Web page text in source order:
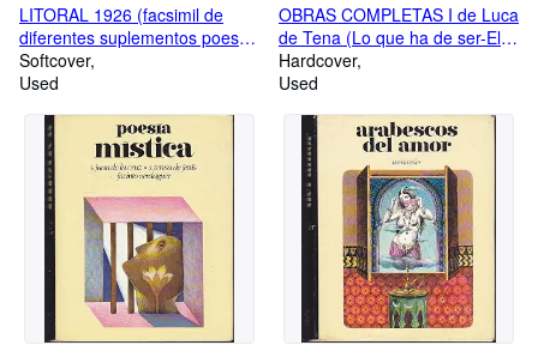
LITORAL 1926 (facsimil de
diferentes suplementos poesía
de la Generación del 27) entre
otros contiene Tiempo-
Invitadas/Altoaguirre-La
amante/Alberti-Caracteres-
Bergamin-Perfil del aire-
Cernuda/Ambito-Aleixandre
1ªEDICION
Softcover
Used
OBRAS COMPLETAS I de Luca
de Tena (Lo que ha de ser-El
emigrante-Dilema-el Dinero del
DuqueCanas de d Juan-
Sevillano-Divino Tesoro-Maria
del mar-Eterna invitada-
Hogueras de S Juan-Quien
soyYo-Yo soy Brandel-Espuma
del Mar-De lo pintado a lo vivo
Hardcover
Used